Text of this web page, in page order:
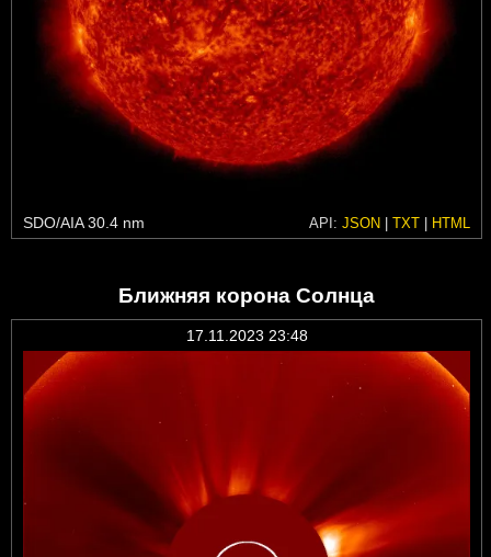
SDO/AIA 30.4 nm API: JSON | TXT | HTML
Ближняя корона Солнца
17.11.2023 23:48